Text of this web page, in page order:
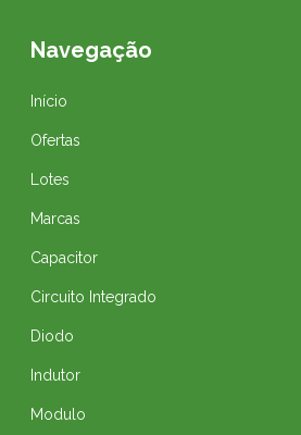
Navegação
Início
Ofertas
Lotes
Marcas
Capacitor
Circuito Integrado
Diodo
Indutor
Modulo